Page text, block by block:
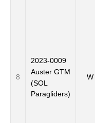
8
2023-0009
Auster GTM
(SOL
Paragliders)
W